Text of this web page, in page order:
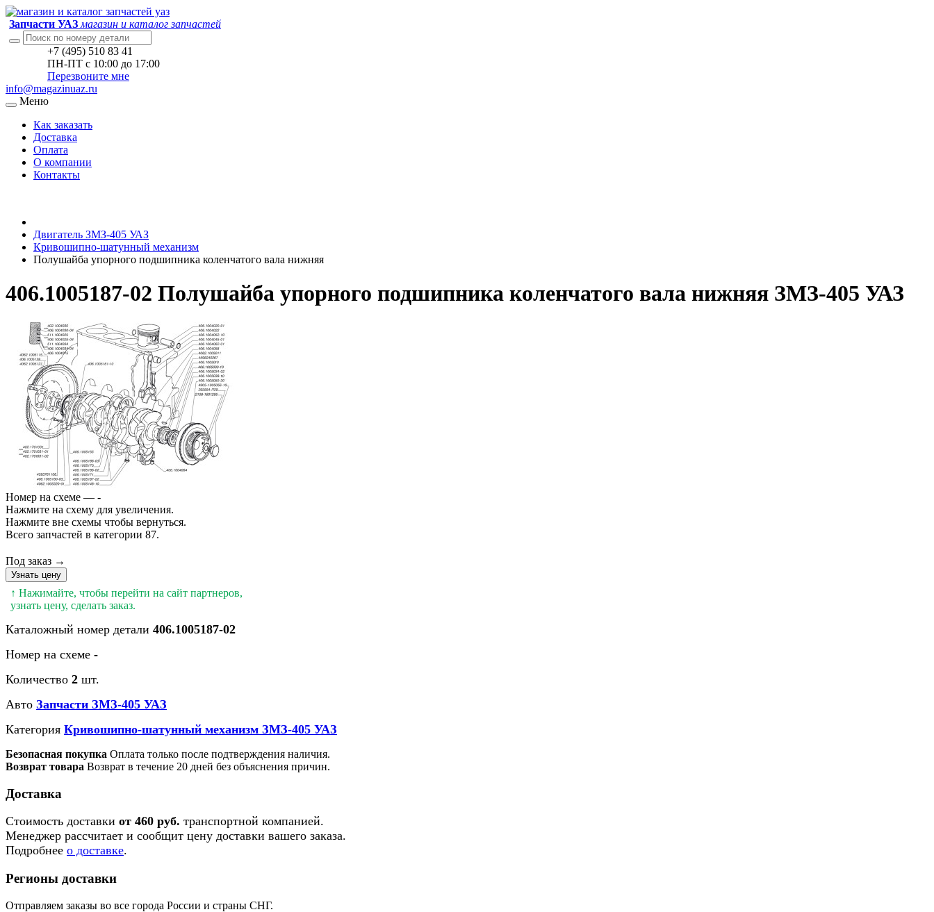
Запчасти УАЗ магазин и каталог запчастей
+7 (495) 510 83 41
ПН-ПТ с 10:00 до 17:00
Перезвоните мне
info@magazinuaz.ru
Меню
Как заказать
Доставка
Оплата
О компании
Контакты
Двигатель ЗМЗ-405 УАЗ
Кривошипно-шатунный механизм
Полушайба упорного подшипника коленчатого вала нижняя
406.1005187-02 Полушайба упорного подшипника коленчатого вала нижняя ЗМЗ-405 УАЗ
Номер на схеме — -
Нажмите на схему для увеличения.
Нажмите вне схемы чтобы вернуться.
Всего запчастей в категории 87.
Под заказ →
Узнать цену
↑ Нажимайте, чтобы перейти на сайт партнеров,
узнать цену, сделать заказ.
Каталожный номер детали 406.1005187-02
Номер на схеме -
Количество 2 шт.
Авто Запчасти ЗМЗ-405 УАЗ
Категория Кривошипно-шатунный механизм ЗМЗ-405 УАЗ
Безопасная покупка Оплата только после подтверждения наличия.
Возврат товара Возврат в течение 20 дней без объяснения причин.
Доставка
Стоимость доставки от 460 руб. транспортной компанией.
Менеджер рассчитает и сообщит цену доставки вашего заказа.
Подробнее о доставке.
Регионы доставки
Отправляем заказы во все города России и страны СНГ.